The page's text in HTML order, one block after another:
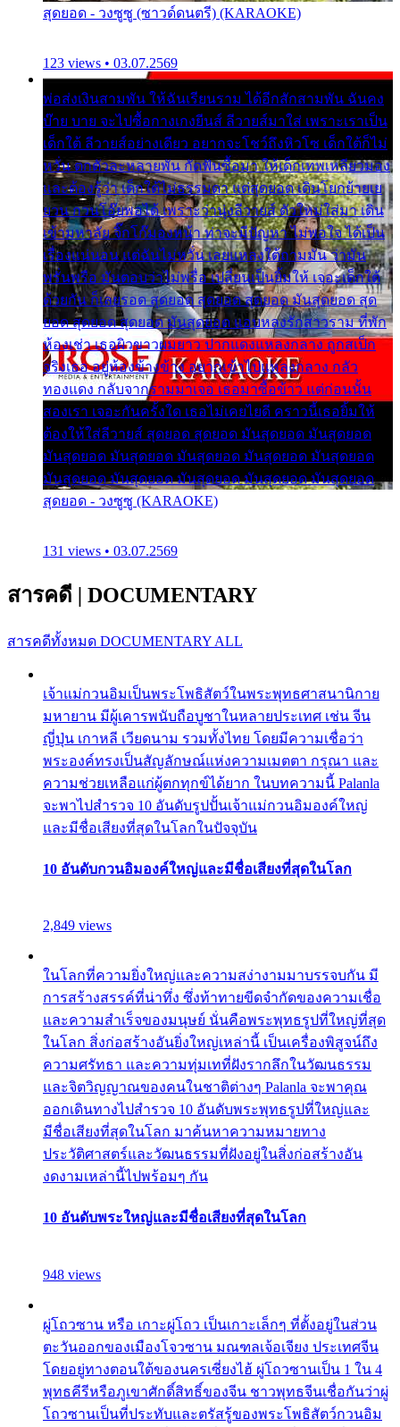
สุดยอด - วงซูซู (ซาวด์ดนตรี) (KARAOKE)
123 views • 03.07.2569
พ่อส่งเงินสามพัน ให้ฉันเรียนราม ได้อีกสักสามพัน ฉันคง
บ๊าย บาย จะไปซื้อกางเกงยีนส์ ลีวายส์มาใส่ เพราะเราเป็น
เด็กใต้ ลีวายส์อย่างเดียว อยากจะโชว์ถึงหิวโซ เด็กใต้ก็ไม่
หวั่น ตกตัวละหลายพัน กัดฟันซื้อมา ให้เด็กเทพเหลียวมอง
และต้องรู้ว่า เด็กใต้ไม่ธรรมดา แต่สุดยอด เดินโยกย้ายเย
ยวน กวนโอ๊ยพอได้ เพราะว่านุ่งลีวายส์ ตัวใหม่ใส่มา เดิน
เข้ามหาลัย จิ๊กโก๊มองหน้า ท่าจะมีปัญหา ไม่พอใจ ได้เป็น
เรื่องแน่นอน แต่ฉันไม่หวั่น เลยแหลงใต้ถามมัน ว่ามัน
พรั่นพรือ มันตอบว่าไม่พรื่อ เปลี่ยนเป็นยิ้มให้ เจอะเด็กใต้
ด้วยกัน ก็เลยรอด สุดยอด สุดยอด สุดยอด มันสุดยอด สุด
ยอด สุดยอด สุดยอด มันสุดยอด แอบหลงรักสาวราม ที่พัก
ห้องเช่า เธอผิวขาวผมยาว ปากแดงแหลงกลาง ถูกสเป็ก
จริงเธอ อยู่ห้องข้างข้าง อยากเข้าไปแหลงกลาง กลัว
ทองแดง กลับจากรามมาเจอ เธอมาซื้อข้าว แต่ก่อนนั้น
สองเรา เจอะกันครั้งใด เธอไม่เคยไยดี คราวนี้เธอยิ้มให้
ต้องให้ใส่ลีวายส์ สุดยอด สุดยอด มันสุดยอด มันสุดยอด
มันสุดยอด มันสุดยอด มันสุดยอด มันสุดยอด มันสุดยอด
มันสุดยอด มันสุดยอด มันสุดยอด มันสุดยอด มันสุดยอด
สุดยอด - วงซูซู (KARAOKE)
131 views • 03.07.2569
สารคดี | DOCUMENTARY
สารคดีทั้งหมด DOCUMENTARY ALL
เจ้าแม่กวนอิมเป็นพระโพธิสัตว์ในพระพุทธศาสนานิกาย
มหายาน มีผู้เคารพนับถือบูชาในหลายประเทศ เช่น จีน
ญี่ปุ่น เกาหลี เวียดนาม รวมทั้งไทย โดยมีความเชื่อว่า
พระองค์ทรงเป็นสัญลักษณ์แห่งความเมตตา กรุณา และ
ความช่วยเหลือแก่ผู้ตกทุกข์ได้ยาก ในบทความนี้ Palanla
จะพาไปสำรวจ 10 อันดับรูปปั้นเจ้าแม่กวนอิมองค์ใหญ่
และมีชื่อเสียงที่สุดในโลกในปัจจุบัน
10 อันดับกวนอิมองค์ใหญ่และมีชื่อเสียงที่สุดในโลก
2,849 views
ในโลกที่ความยิ่งใหญ่และความสง่างามมาบรรจบกัน มี
การสร้างสรรค์ที่น่าทึ่ง ซึ่งท้าทายขีดจำกัดของความเชื่อ
และความสำเร็จของมนุษย์ นั่นคือพระพุทธรูปที่ใหญ่ที่สุด
ในโลก สิ่งก่อสร้างอันยิ่งใหญ่เหล่านี้ เป็นเครื่องพิสูจน์ถึง
ความศรัทธา และความทุ่มเทที่ฝังรากลึกในวัฒนธรรม
และจิตวิญญาณของคนในชาติต่างๆ Palanla จะพาคุณ
ออกเดินทางไปสำรวจ 10 อันดับพระพุทธรูปที่ใหญ่และ
มีชื่อเสียงที่สุดในโลก มาค้นหาความหมายทาง
ประวัติศาสตร์และวัฒนธรรมที่ฝังอยู่ในสิ่งก่อสร้างอัน
งดงามเหล่านี้ไปพร้อมๆ กัน
10 อันดับพระใหญ่และมีชื่อเสียงที่สุดในโลก
948 views
ผู่โถวซาน หรือ เกาะผู่โถว เป็นเกาะเล็กๆ ที่ตั้งอยู่ในส่วน
ตะวันออกของเมืองโจวซาน มณฑลเจ้อเจียง ประเทศจีน
โดยอยู่ทางตอนใต้ของนครเซี่ยงไฮ้ ผู่โถวซานเป็น 1 ใน 4
พุทธคีรีหรือภูเขาศักดิ์สิทธิ์ของจีน ชาวพุทธจีนเชื่อกันว่าผู่
โถวซานเป็นที่ประทับและตรัสรู้ของพระโพธิสัตว์กวนอิม